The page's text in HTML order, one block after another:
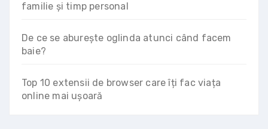
familie și timp personal
De ce se aburește oglinda atunci când facem
baie?
Top 10 extensii de browser care îți fac viața
online mai ușoară